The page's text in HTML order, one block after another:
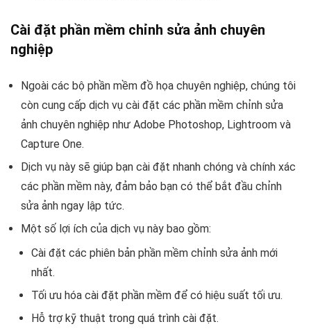
Cài đặt phần mềm chỉnh sửa ảnh chuyên
nghiệp
Ngoài các bộ phần mềm đồ họa chuyên nghiệp, chúng tôi
còn cung cấp dịch vụ cài đặt các phần mềm chỉnh sửa
ảnh chuyên nghiệp như Adobe Photoshop, Lightroom và
Capture One.
Dịch vụ này sẽ giúp bạn cài đặt nhanh chóng và chính xác
các phần mềm này, đảm bảo bạn có thể bắt đầu chỉnh
sửa ảnh ngay lập tức.
Một số lợi ích của dịch vụ này bao gồm:
Cài đặt các phiên bản phần mềm chỉnh sửa ảnh mới
nhất.
Tối ưu hóa cài đặt phần mềm để có hiệu suất tối ưu.
Hỗ trợ kỹ thuật trong quá trình cài đặt.